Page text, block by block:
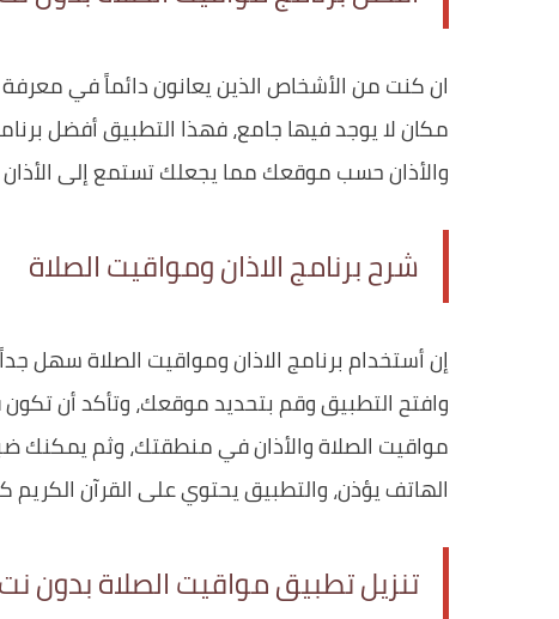
ان كنت من الأشخاص الذين يعانون دائماً في
مكان لا يوجد فيها جامع، فهذا التطبيق أفضل
والأذان حسب موقعك مما يجعلك تستمع إلى
شرح برنامج الاذان ومواقيت الصلاة
إن أستخدام برنامج الاذان ومواقيت الصلاة سهل
وافتح التطبيق وقم بتحديد موقعك، وتأكد أن
مواقيت الصلاة والأذان في منطقتك، وثم
الهاتف يؤذن، والتطبيق يحتوي على القرآن الكريم
تنزيل تطبيق مواقيت الصلاة بدون نت